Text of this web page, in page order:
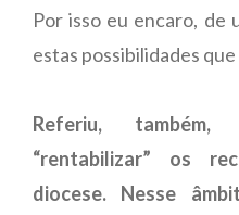
Por isso eu encaro, de
estas possibilidades que
Referiu,
“rentabilizar” os
diocese. Nesse